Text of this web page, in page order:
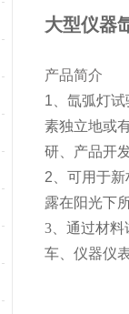
大型仪器
产品简介
1、氙弧灯
素独立地或
研、产品开
2、 可用于新
露在阳光下
3、通过材
车、仪器仪